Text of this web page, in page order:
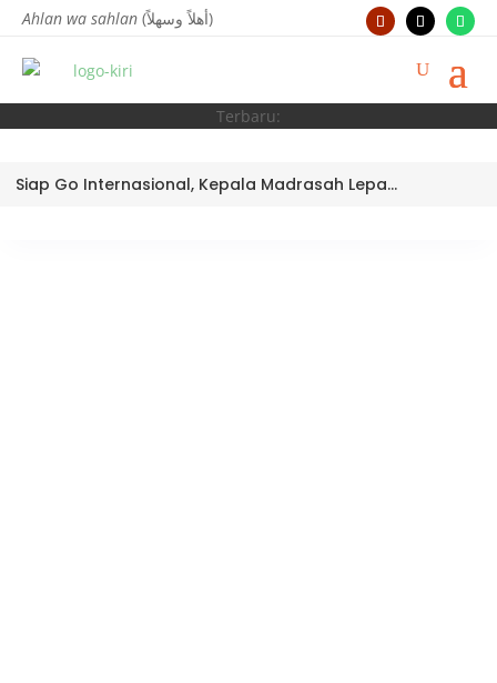
Ahlan wa sahlan (أهلاً وسهلاً)
Terbaru:
Siap Go Internasional, Kepala Madrasah Lepas Tim Robotik MTsN 3 Kota Padang Ikuti World Robotic Center Competition 2026 di Malaysia